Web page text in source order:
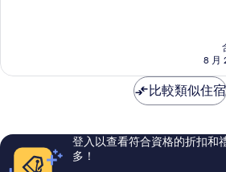
常
評
論
8 月
比較類似住宿
登入以查看符合資格的折扣和
多！